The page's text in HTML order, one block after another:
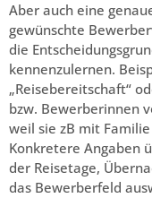
Aber auch eine
gewünschte
die
kennenzulernen.
„Reisebereitschaft“
bzw. Bewerberinnen
weil sie zB mit
Konkretere Angaben
der Reisetage,
das Bewerberfeld